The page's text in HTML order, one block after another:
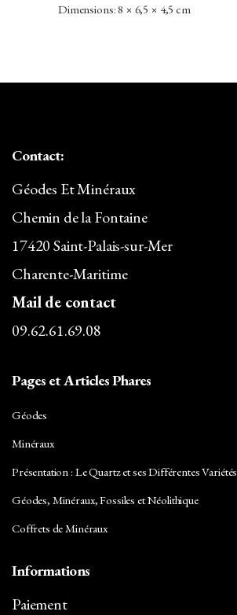
Dimensions: 8 × 6,5 × 4,5 cm
Contact:
Géodes Et Minéraux
Chemin de la Fontaine
17420 Saint-Palais-sur-Mer
Charente-Maritime
Mail de contact
09.62.61.69.08
Pages et Articles Phares
Géodes
Minéraux
Présentation : Le Quartz et ses Différentes Variétés
Géodes, Minéraux, Fossiles et Néolithique
Coffrets de Minéraux
Informations
Paiement